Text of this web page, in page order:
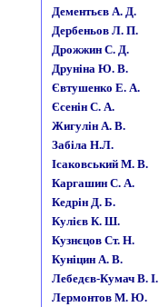
Дементьєв А. Д.
Дербеньов Л. П.
Дрожжин С. Д.
Друніна Ю. В.
Євтушенко Е. А.
Єсенін С. А.
Жигулін А. В.
Забіла Н.Л.
Ісаковський М. В.
Каргашин С. А.
Кедрін Д. Б.
Кулієв К. Ш.
Кузнєцов Ст. Н.
Куніцин А. В.
Лебедєв-Кумач В. І.
Лермонтов М. Ю.